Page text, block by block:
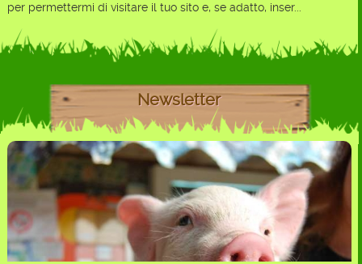
per permettermi di visitare il tuo sito e, se adatto, inser...
Newsletter